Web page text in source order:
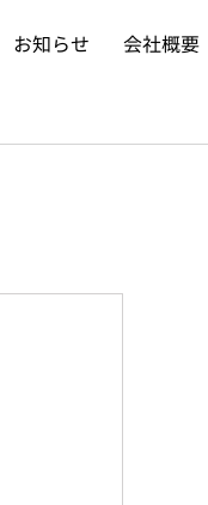
お知らせ 会社概要